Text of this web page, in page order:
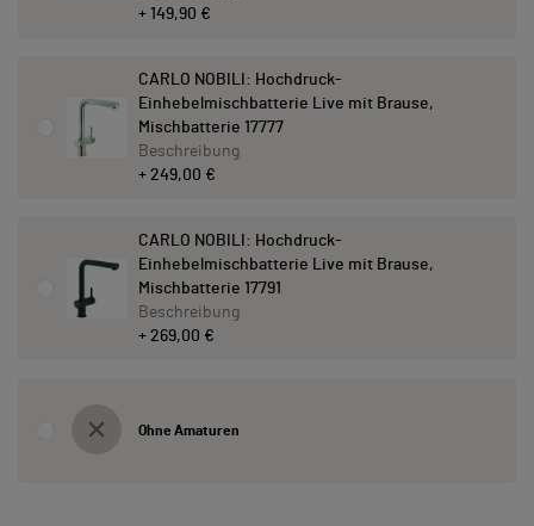
+ 149,90 €
CARLO NOBILI: Hochdruck-
Einhebelmischbatterie Live mit Brause,
Mischbatterie 17777
+ 249,00 €
Beschreibung
CARLO NOBILI: Hochdruck-
Einhebelmischbatterie Live mit Brause,
Mischbatterie 17791
+ 269,00 €
Beschreibung
Ohne Amaturen